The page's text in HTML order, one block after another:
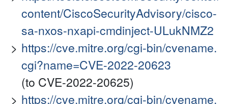
content/CiscoSecurityAdvisory/cisco-
sa-nxos-nxapi-cmdinject-ULukNMZ2
https://cve.mitre.org/cgi-bin/cvename.
cgi?name=CVE-2022-20623
(to CVE-2022-20625)
https://cve.mitre.org/cgi-bin/cvename.